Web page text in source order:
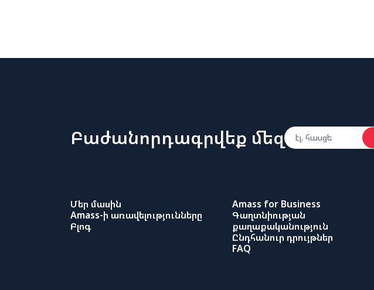
Բաժանորդագրվեք մեզ
Մեր մասին
Amass-ի առավելությունները
Բլոգ
Amass for Business
Գաղտնիության
քաղաքականություն
Ընդհանուր դրույթներ
FAQ